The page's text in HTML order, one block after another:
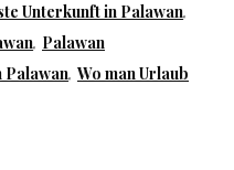
Unterkunft in Palawan,
, Palawan
Palawan, Wo man Urlaub